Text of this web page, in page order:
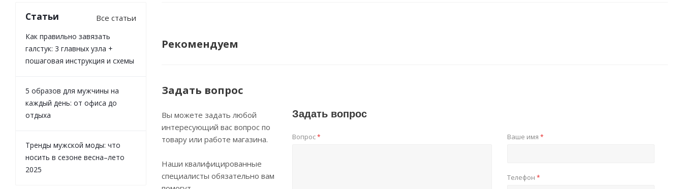
Рекомендуем
Задать вопрос
Вы можете задать любой
интересующий вас вопрос по
товару или работе магазина.
Наши квалифицированные
специалисты обязательно вам
Задать вопрос
Вопрос* Ваше имя *
Телефон *
Статьи Все статьи
Как правильно завязать
галстук: 3 главных узла +
пошаговая инструкция и схемы
5 образов для мужчины на
каждый день: от офиса до
отдыха
Тренды мужской моды: что
носить в сезоне весна–лето
2025